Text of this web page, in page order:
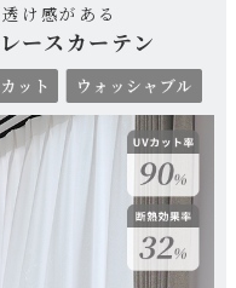
け感がある
ースカーテン